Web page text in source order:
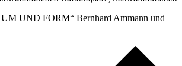
UND FORM“ Bernhard Ammann und